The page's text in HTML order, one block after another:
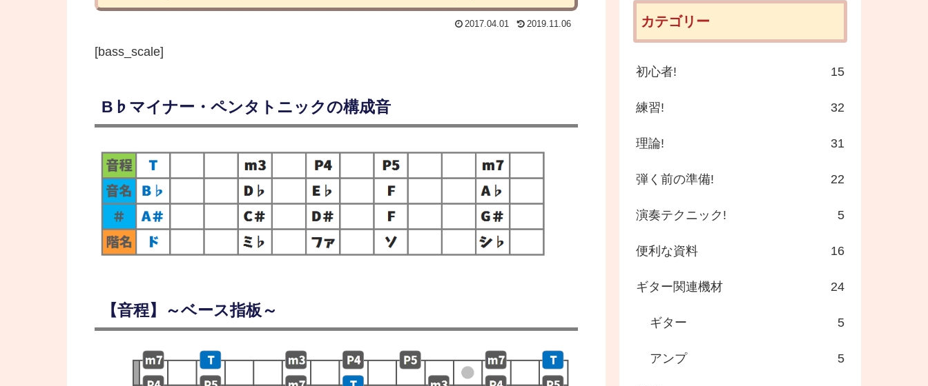
2017.04.01 2019.11.06
[bass_scale]
B♭マイナー・ペンタトニックの構成音
【音程】～ベース指板～
カテゴリー
初心者! 15
練習! 32
理論! 31
弾く前の準備! 22
演奏テクニック! 5
便利な資料 16
ギター関連機材 24
ギター 5
アンプ 5